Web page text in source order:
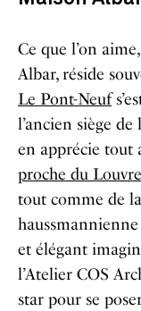
Ce que l’on
Albar, réside
Le Pont-Neuf
l’ancien siège
en apprécie tout
proche du Louvre
tout comme de
et élégant
l’Atelier COS
star pour se